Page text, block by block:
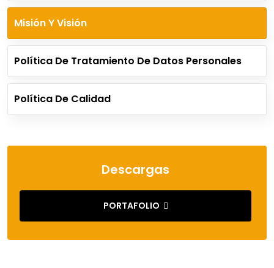
Misión Y Visión
Política De Tratamiento De Datos Personales
Política De Calidad
Descargas
PORTAFOLIO